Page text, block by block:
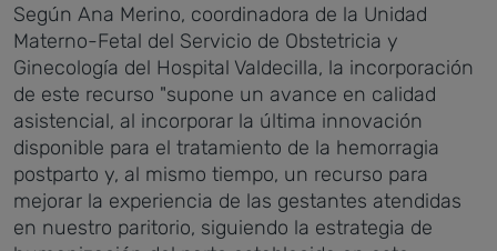
Según Ana Merino, coordinadora de la Unidad
Materno-Fetal del Servicio de Obstetricia y
Ginecología del Hospital Valdecilla, la incorporación
de este recurso "supone un avance en calidad
asistencial, al incorporar la última innovación
disponible para el tratamiento de la hemorragia
postparto y, al mismo tiempo, un recurso para
mejorar la experiencia de las gestantes atendidas
en nuestro paritorio, siguiendo la estrategia de